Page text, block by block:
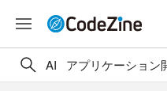
AI アプリケーション